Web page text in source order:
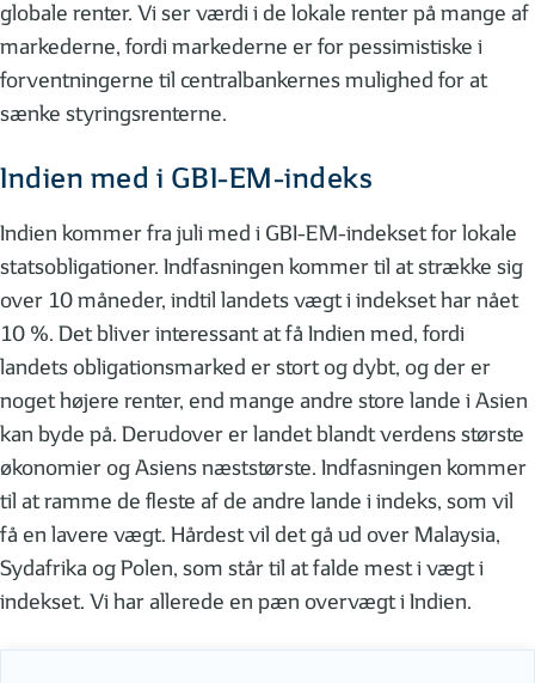
globale renter. Vi ser værdi i de lokale renter på mange af
markederne, fordi markederne er for pessimistiske i
forventningerne til centralbankernes mulighed for at
sænke styringsrenterne.
Indien med i GBI-EM-indeks
Indien kommer fra juli med i GBI-EM-indekset for lokale
statsobligationer. Indfasningen kommer til at strække sig
over 10 måneder, indtil landets vægt i indekset har nået
10 %. Det bliver interessant at få Indien med, fordi
landets obligationsmarked er stort og dybt, og der er
noget højere renter, end mange andre store lande i Asien
kan byde på. Derudover er landet blandt verdens største
økonomier og Asiens næststørste. Indfasningen kommer
til at ramme de fleste af de andre lande i indeks, som vil
få en lavere vægt. Hårdest vil det gå ud over Malaysia,
Sydafrika og Polen, som står til at falde mest i vægt i
indekset. Vi har allerede en pæn overvægt i Indien.